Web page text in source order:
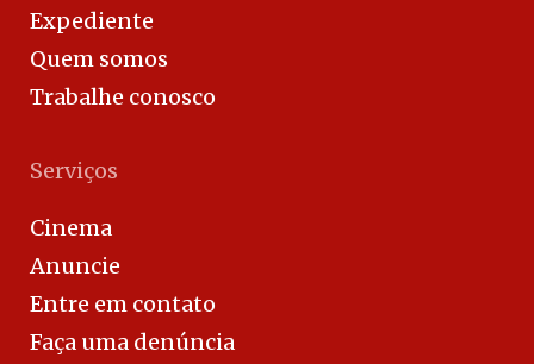
Expediente
Quem somos
Trabalhe conosco
Serviços
Cinema
Anuncie
Entre em contato
Faça uma denúncia